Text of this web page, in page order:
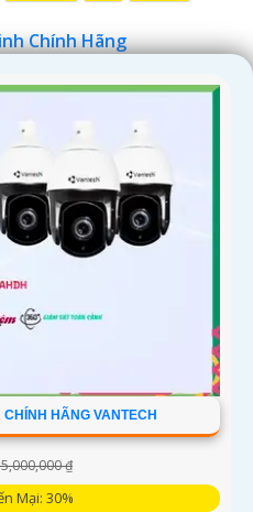
Chính Hãng
HÃNG VANTECH
₫
Mại: 30%